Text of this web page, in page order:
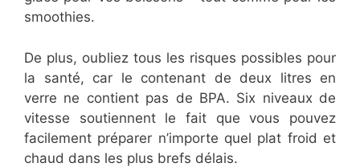
smoothies.
De plus, oubliez tous les risques possibles pour
la santé, car le contenant de deux litres en
verre ne contient pas de BPA. Six niveaux de
vitesse soutiennent le fait que vous pouvez
facilement préparer n’importe quel plat froid et
chaud dans les plus brefs délais.